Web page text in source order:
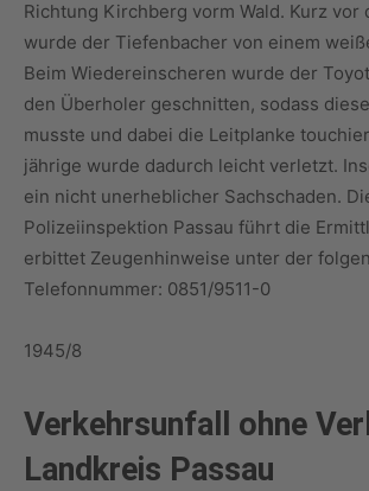
Richtung Kirchberg vorm Wald. Kurz vor
wurde der Tiefenbacher von einem
Beim Wiedereinscheren wurde der
den Überholer geschnitten, sodass
musste und dabei die Leitplanke
jährige wurde dadurch leicht verletzt.
ein nicht unerheblicher Sachschaden.
Polizeiinspektion Passau führt die
erbittet Zeugenhinweise unter der
Telefonnummer: 0851/9511-0
1945/8
Verkehrsunfall ohne
Landkreis Passau